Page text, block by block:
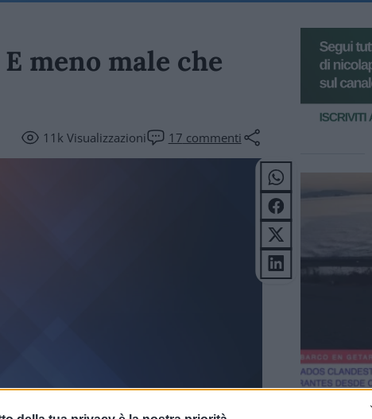
meno male che
11kVisualizzazioni 17 commenti